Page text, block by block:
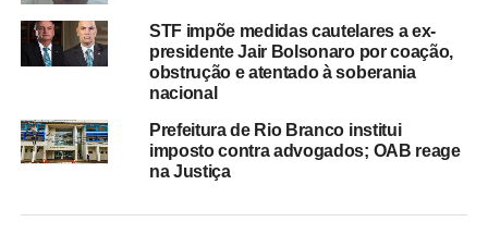
STF impõe medidas cautelares a ex-
presidente Jair Bolsonaro por coação,
obstrução e atentado à soberania
nacional
Prefeitura de Rio Branco institui
imposto contra advogados; OAB reage
na Justiça